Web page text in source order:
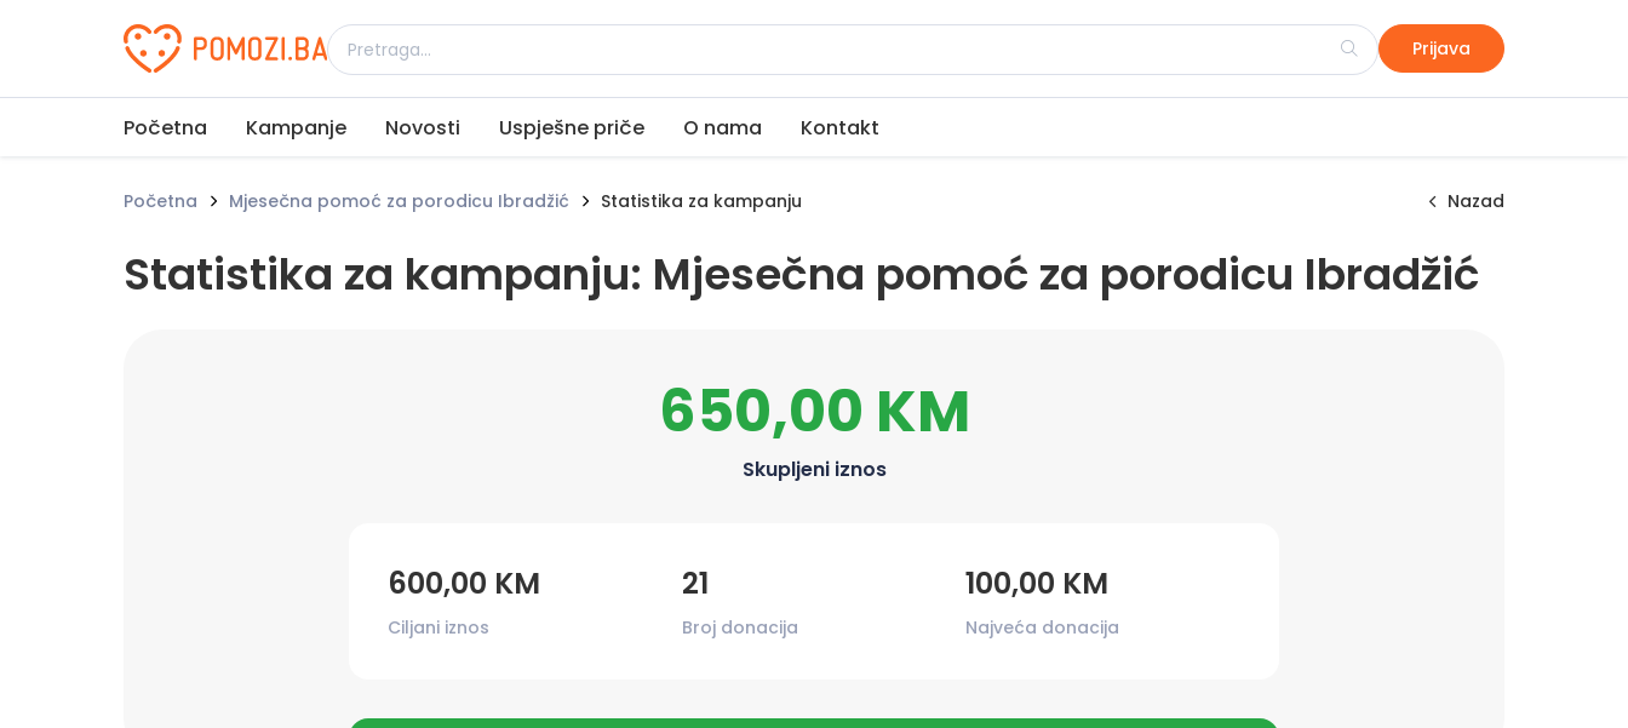
Udruženje Pomozi.ba Prijava
Početna Kampanje Novosti Uspješne priče O nama Kontakt
Početna Mjesečna pomoć za porodicu Ibradžić Statistika za kampanju Nazad
Statistika za kampanju: Mjesečna pomoć za porodicu Ibradžić
650,00 KM
Skupljeni iznos
600,00 KM
Ciljani iznos
21
Broj donacija
100,00 KM
Najveća donacija